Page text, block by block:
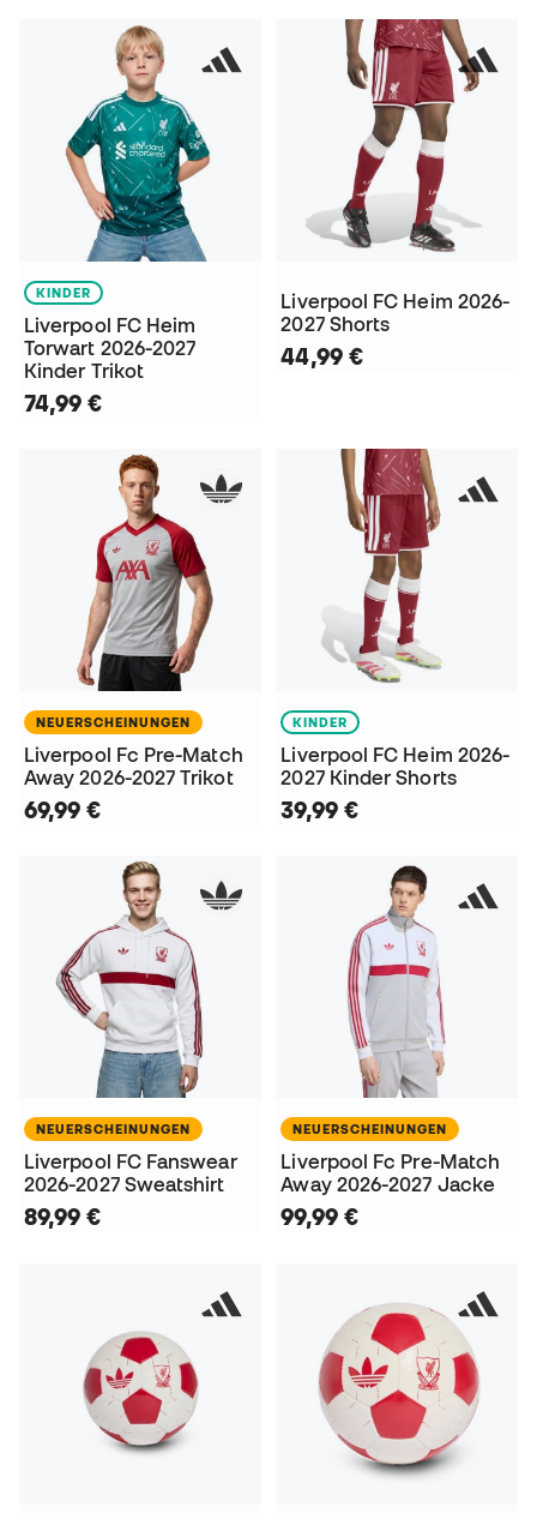
KINDER
Liverpool FC Heim
Torwart 2026-2027
Kinder Trikot
74,99 €
Liverpool FC Heim 2026-
2027 Shorts
44,99 €
NEUERSCHEINUNGEN
Liverpool Fc Pre-Match
Away 2026-2027 Trikot
69,99 €
KINDER
Liverpool FC Heim 2026-
2027 Kinder Shorts
39,99 €
NEUERSCHEINUNGEN
Liverpool FC Fanswear
2026-2027 Sweatshirt
89,99 €
NEUERSCHEINUNGEN
Liverpool Fc Pre-Match
Away 2026-2027 Jacke
99,99 €